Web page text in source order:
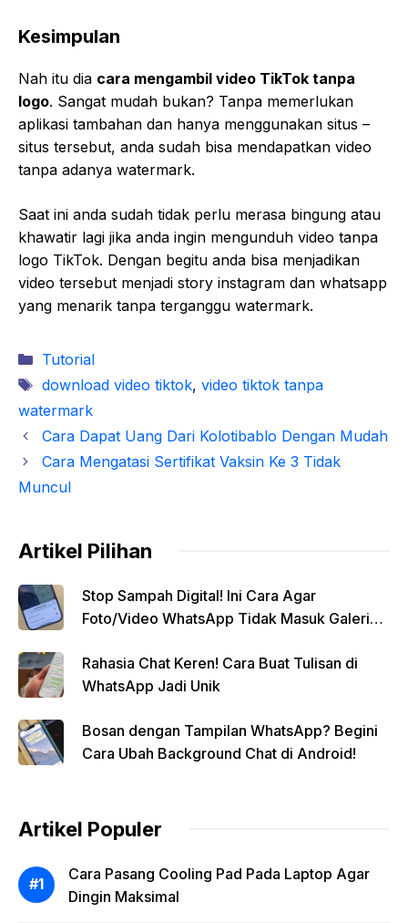
Kesimpulan
Nah itu dia cara mengambil video TikTok tanpa
logo. Sangat mudah bukan? Tanpa memerlukan
aplikasi tambahan dan hanya menggunakan situs –
situs tersebut, anda sudah bisa mendapatkan video
tanpa adanya watermark.
Saat ini anda sudah tidak perlu merasa bingung atau
khawatir lagi jika anda ingin mengunduh video tanpa
logo TikTok. Dengan begitu anda bisa menjadikan
video tersebut menjadi story instagram dan whatsapp
yang menarik tanpa terganggu watermark.
Kategori
Tutorial
Tag
download video tiktok, video tiktok tanpa
watermark
Cara Dapat Uang Dari Kolotibablo Dengan Mudah
Cara Mengatasi Sertifikat Vaksin Ke 3 Tidak
Muncul
Artikel Pilihan
Stop Sampah Digital! Ini Cara Agar
Foto/Video WhatsApp Tidak Masuk Galeri
Rahasia Chat Keren! Cara Buat Tulisan di
WhatsApp Jadi Unik
Bosan dengan Tampilan WhatsApp? Begini
Cara Ubah Background Chat di Android!
Artikel Populer
Cara Pasang Cooling Pad Pada Laptop Agar
Dingin Maksimal